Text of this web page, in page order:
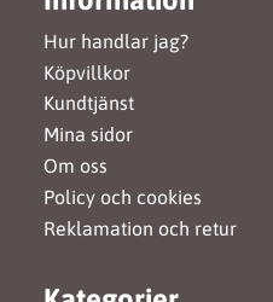
Hur handlar jag?
Köpvillkor
Kundtjänst
Mina sidor
Om oss
Policy och cookies
Reklamation och retur